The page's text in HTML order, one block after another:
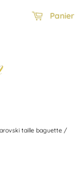
Panier
taille baguette /